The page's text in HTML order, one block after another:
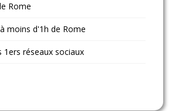
Rome
moins d'1h de Rome
1ers réseaux sociaux